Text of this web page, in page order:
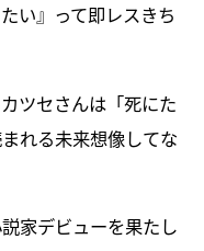
い』って即レスきち
ツセさんは「死にた
れる未来想像してな
家デビューを果たし